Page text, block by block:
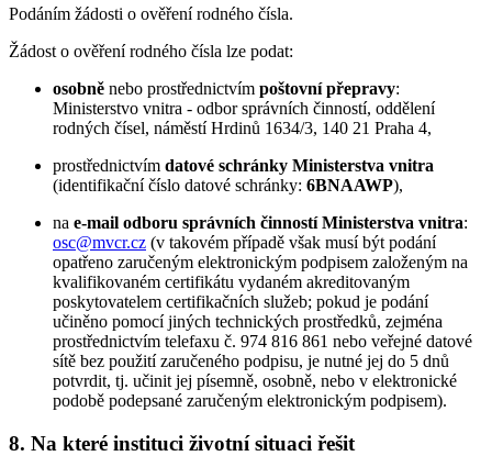
Podáním žádosti o ověření rodného čísla.
Žádost o ověření rodného čísla lze podat:
osobně nebo prostřednictvím poštovní přepravy:
Ministerstvo vnitra - odbor správních činností, oddělení
rodných čísel, náměstí Hrdinů 1634/3, 140 21 Praha 4,
prostřednictvím datové schránky Ministerstva vnitra
(identifikační číslo datové schránky: 6BNAAWP),
na e-mail odboru správních činností Ministerstva vnitra:
osc@mvcr.cz (v takovém případě však musí být podání
opatřeno zaručeným elektronickým podpisem založeným na
kvalifikovaném certifikátu vydaném akreditovaným
poskytovatelem certifikačních služeb; pokud je podání
učiněno pomocí jiných technických prostředků, zejména
prostřednictvím telefaxu č. 974 816 861 nebo veřejné datové
sítě bez použití zaručeného podpisu, je nutné jej do 5 dnů
potvrdit, tj. učinit jej písemně, osobně, nebo v elektronické
podobě podepsané zaručeným elektronickým podpisem).
8. Na které instituci životní situaci řešit